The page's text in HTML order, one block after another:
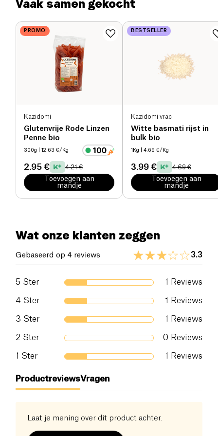
Vaak samen gekocht
PROMO
Kazidomi
Glutenvrije Rode Linzen
Penne bio
300g | 12.63 €/Kg
2.95 € 4.21 €
Toevoegen aan
mandje
BESTSELLER
Kazidomi vrac
Witte basmati rijst in
bulk bio
1Kg | 4.69 €/Kg
3.99 € 4.69 €
Toevoegen aan
mandje
al uw lasagnerecepten, of het nu vegetarisch, vlees
in uw maaltijden, terwijl het smaakplezier
behouden blijft.
Eiwitten (g)
0.005 g
Wat onze klanten zeggen
Gebaseerd op 4 reviews 3.3
5 Ster 1 Reviews
4 Ster 1 Reviews
3 Ster 1 Reviews
2 Ster 0 Reviews
1 Ster 1 Reviews
ProductreviewsVragen
Laat je mening over dit product achter.